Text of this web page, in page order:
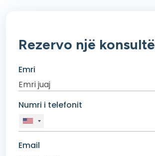
Rezervo një konsultë
Emri
Numri i telefonit
Email